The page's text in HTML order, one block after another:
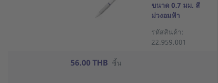
ขนาด 0.7 มม. สี
ม่วงอมฟ้า
รหัสสินค้า:
22.959.001
56.00 THB ชิ้น